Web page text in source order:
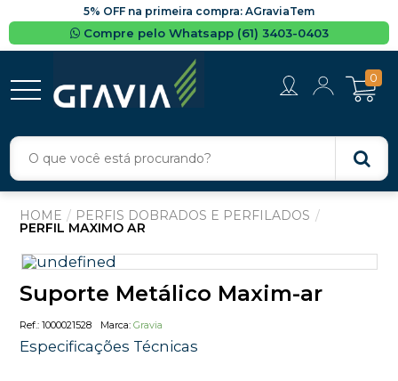
5% OFF na primeira compra: AGraviaTem
Compre pelo Whatsapp (61) 3403-0403
0
PERFIS DOBRADOS E PERFILADOS
PERFIL MAXIMO AR
Suporte Metálico Maxim-ar
1000021528 Gravia
Especificações Técnicas